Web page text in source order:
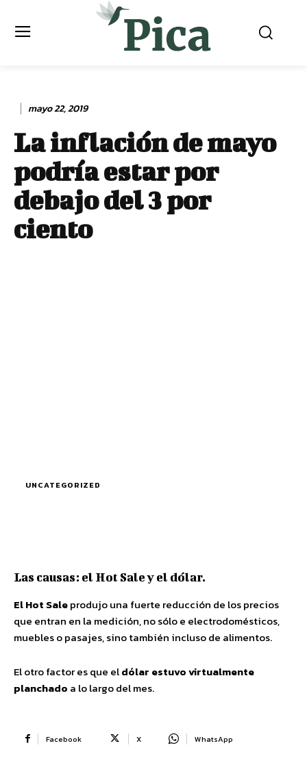
mayo 22, 2019
La inflación de mayo
podría estar por
debajo del 3 por
ciento
UNCATEGORIZED
Las causas: el Hot Sale y el dólar.
El Hot Saleprodujo una fuerte reducción de los precios
que entran en la medición, no sólo e electrodomésticos,
muebles o pasajes, sino también incluso de alimentos.
El otro factor es que eldólar estuvo virtualmente
planchado a lo largo del mes.
Facebook X WhatsApp